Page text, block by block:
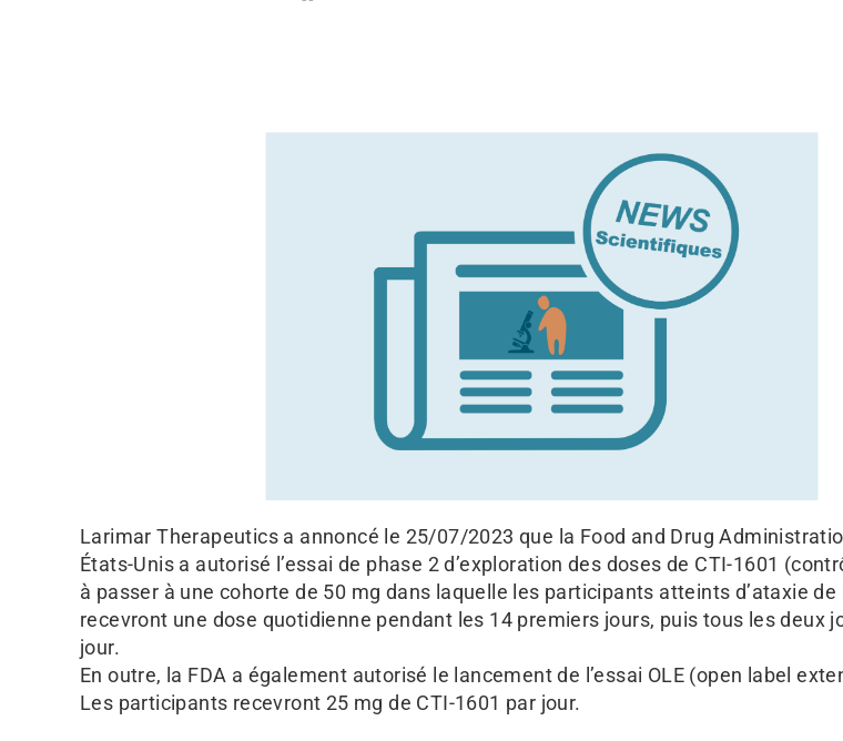
Larimar Therapeutics a annoncé le 25/07/2023 que la Food and Drug
États-Unis a autorisé l’essai de phase 2 d’exploration des doses de CTI-1601
à passer à une cohorte de 50 mg dans laquelle les participants atteints d’ataxie de
recevront une dose quotidienne pendant les 14 premiers jours, puis tous les deux
jour.
En outre, la FDA a également autorisé le lancement de l’essai OLE (open label
Les participants recevront 25 mg de CTI-1601 par jour.